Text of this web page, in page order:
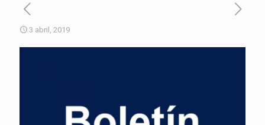
3 abril, 2019